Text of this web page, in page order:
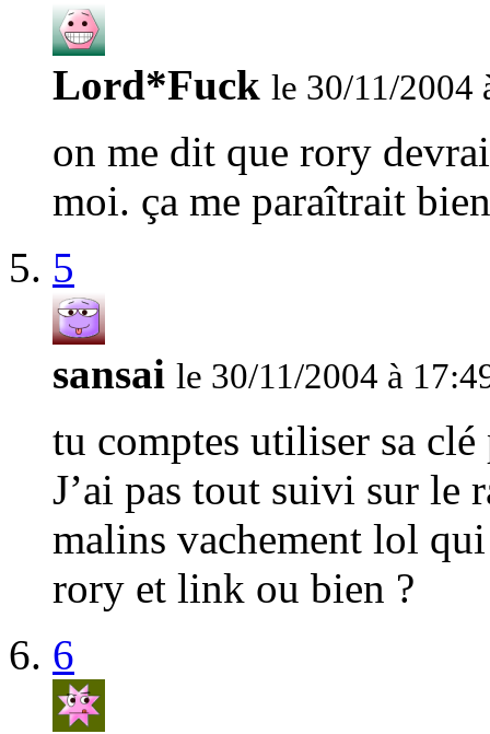
Lord*Fuck le 30/11/2004
on me dit que rory
moi. ça me paraîtrait
5
sansai le 30/11/2004 à
tu comptes utiliser sa
J’ai pas tout suivi sur le
malins vachement lol qui
rory et link ou bien ?
6